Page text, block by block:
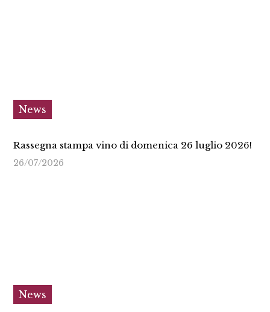
News
Rassegna stampa vino di domenica 26 luglio 2026!
26/07/2026
News